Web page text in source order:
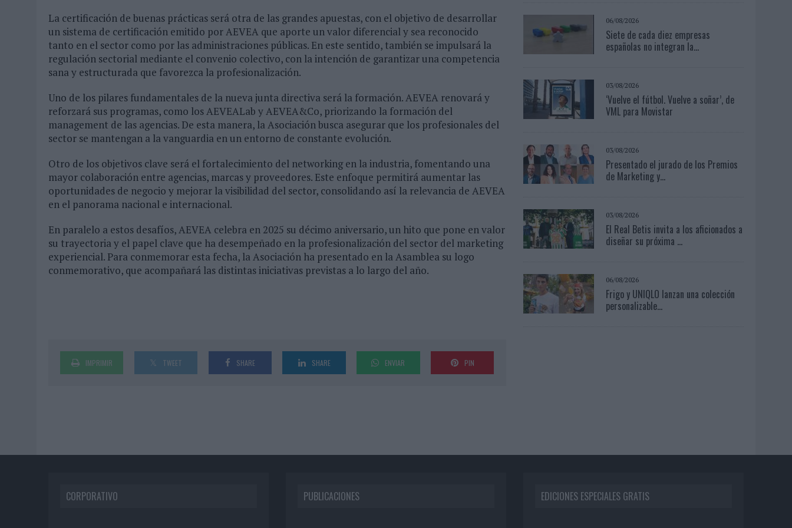
La certificación de buenas prácticas será otra de las grandes apuestas, con el objetivo de desarrollar
un sistema de certificación emitido por AEVEA que aporte un valor diferencial y sea reconocido
tanto en el sector como por las administraciones públicas. En este sentido, también se impulsará la
regulación sectorial mediante el convenio colectivo, con la intención de garantizar una competencia
sana y estructurada que favorezca la profesionalización.
Uno de los pilares fundamentales de la nueva junta directiva será la formación. AEVEA renovará y
reforzará sus programas, como los AEVEALab y AEVEA&Co, priorizando la formación del
management de las agencias. De esta manera, la Asociación busca asegurar que los profesionales del
sector se mantengan a la vanguardia en un entorno de constante evolución.
Otro de los objetivos clave será el fortalecimiento del networking en la industria, fomentando una
mayor colaboración entre agencias, marcas y proveedores. Este enfoque permitirá aumentar las
oportunidades de negocio y mejorar la visibilidad del sector, consolidando así la relevancia de AEVEA
en el panorama nacional e internacional.
En paralelo a estos desafíos, AEVEA celebra en 2025 su décimo aniversario, un hito que pone en valor
su trayectoria y el papel clave que ha desempeñado en la profesionalización del sector del marketing
experiencial. Para conmemorar esta fecha, la Asociación ha presentado en la Asamblea su logo
conmemorativo, que acompañará las distintas iniciativas previstas a lo largo del año.
IMPRIMIR TWEET SHARE SHARE ENVIAR PIN
06/08/2026
Siete de cada diez empresas
españolas no integran la...
03/08/2026
‘Vuelve el fútbol. Vuelve a soñar’, de
VML para Movistar
03/08/2026
Presentado el jurado de los Premios
de Marketing y...
03/08/2026
El Real Betis invita a los aficionados a
diseñar su próxima ...
06/08/2026
Frigo y UNIQLO lanzan una colección
personalizable...
CORPORATIVO PUBLICACIONES EDICIONES ESPECIALES GRATIS